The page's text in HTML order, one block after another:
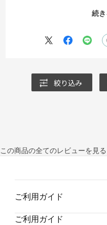
年間のお買い物をするモチベー
続
絞り込み
この商品の全てのレビューを見る
ご利用ガイド
ご利用ガイド